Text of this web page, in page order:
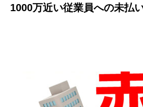
1000万近い従業員への未払